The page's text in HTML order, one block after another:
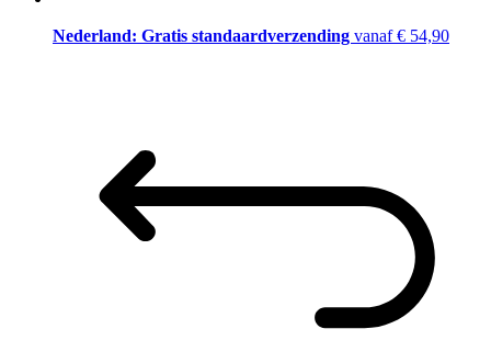
Nederland: Gratis standaardverzending vanaf € 54,90